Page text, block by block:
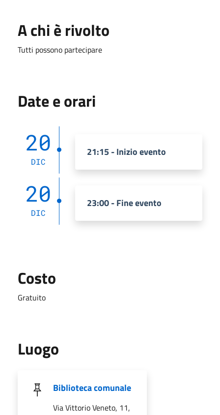
A chi è rivolto
Tutti possono partecipare
Date e orari
20
DIC
21:15 - Inizio evento
20
DIC
23:00 - Fine evento
Costo
Gratuito
Luogo
Biblioteca comunale
Via Vittorio Veneto, 11,